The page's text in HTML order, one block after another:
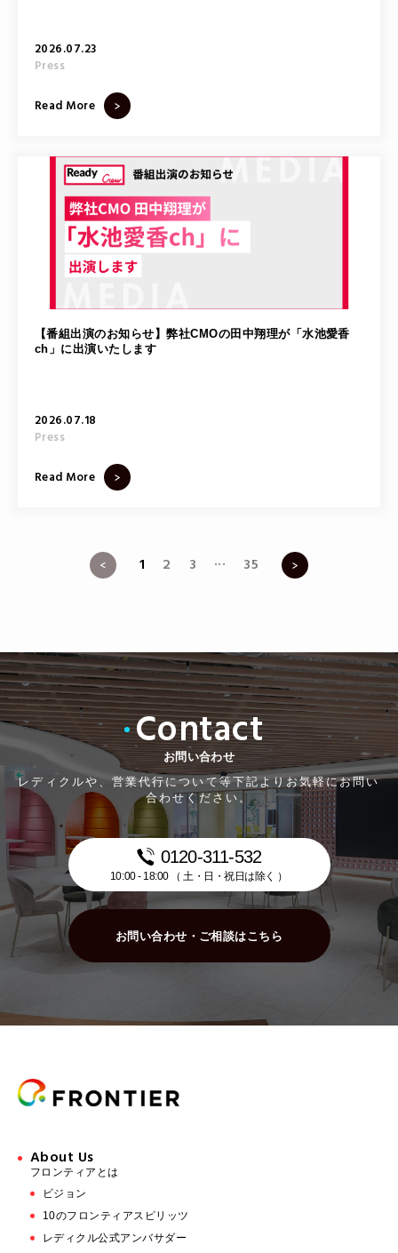
2026.07.23
Press
Read More
【番組出演のお知らせ】弊社CMOの田中翔理が「水池愛香
ch」に出演いたします
2026.07.18
Press
Read More
1 2 3 ... 35
Contact
お問い合わせ
レディクルや、営業代行について等下記よりお気軽にお問い
合わせください。
0120-311-532
10:00 - 18:00 （ 土・日・祝日は除く ）
お問い合わせ・ご相談はこちら
About Us
フロンティアとは
ビジョン
10のフロンティアスピリッツ
レディクル公式アンバサダー